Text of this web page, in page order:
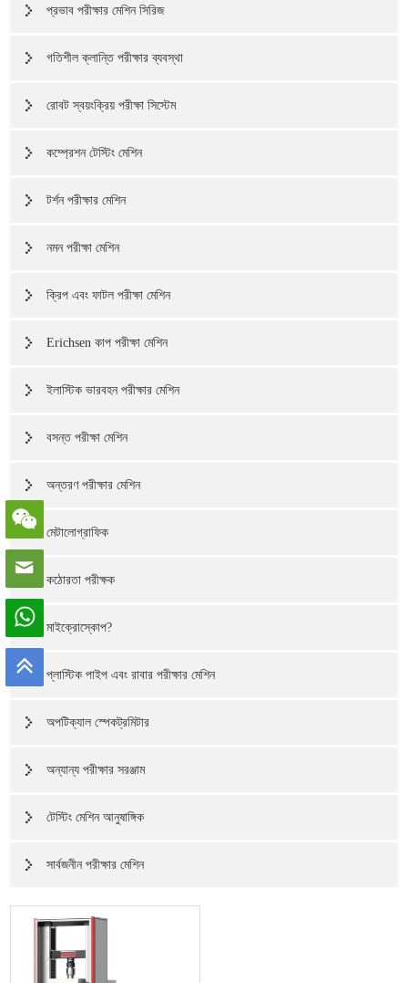
প্রভাব পরীক্ষার মেশিন সিরিজ
গতিশীল ক্লান্তি পরীক্ষার ব্যবস্থা
রোবট স্বয়ংক্রিয় পরীক্ষা সিস্টেম
কম্প্রেশন টেস্টিং মেশিন
টর্শন পরীক্ষার মেশিন
নমন পরীক্ষা মেশিন
ক্রিপ এবং ফাটল পরীক্ষা মেশিন
Erichsen কাপ পরীক্ষা মেশিন
ইলাস্টিক ভারবহন পরীক্ষার মেশিন
বসন্ত পরীক্ষা মেশিন
অন্তরণ পরীক্ষার মেশিন
মেটালোগ্রাফিক
কঠোরতা পরীক্ষক
মাইক্রোস্কোপ?
প্লাস্টিক পাইপ এবং রাবার পরীক্ষার মেশিন
অপটিক্যাল স্পেকট্রমিটার
অন্যান্য পরীক্ষার সরঞ্জাম
টেস্টিং মেশিন আনুষাঙ্গিক
সার্বজনীন পরীক্ষার মেশিন